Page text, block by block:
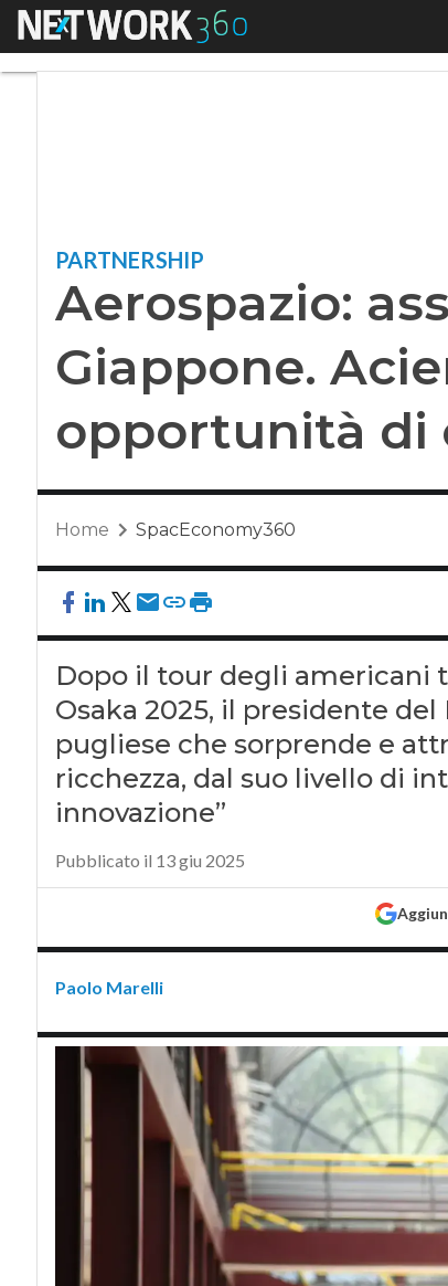
Menu Aerospazio:
PARTNERSHIP
Aerospazio:
Giappone.
opportunità di
Home SpacEconomy360
Dopo il tour degli americani
Osaka 2025, il presidente del
pugliese che sorprende e
ricchezza, dal suo livello di
innovazione”
Pubblicato il 13 giu 2025
Paolo Marelli